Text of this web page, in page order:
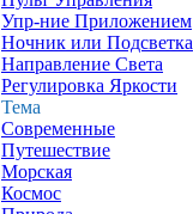
Упр-ние Приложением
Ночник или Подсветка
Направление Света
Регулировка Яркости
Тема
Современные
Путешествие
Морская
Космос